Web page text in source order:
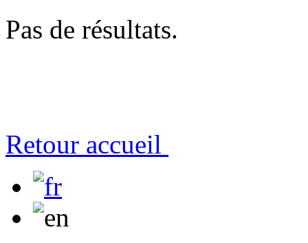
Pas de résultats.
Retour accueil